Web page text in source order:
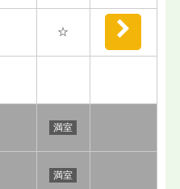
☆
満室
満室